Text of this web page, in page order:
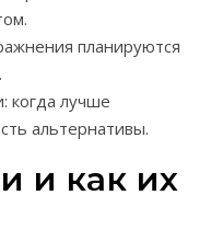
планируются
когда лучше
альтернативы.
и как их